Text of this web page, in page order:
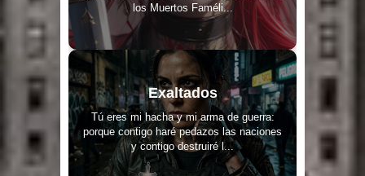
los Muertos Faméli...
Exaltados
Tú eres mi hacha y mi arma de guerra:
porque contigo haré pedazos las naciones
y contigo destruiré l...